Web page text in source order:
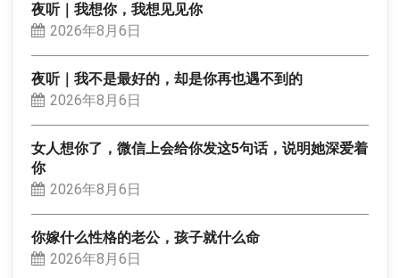
夜听｜我想你，我想见见你
2026年8月6日
夜听｜我不是最好的，却是你再也遇不到的
2026年8月6日
女人想你了，微信上会给你发这5句话，说明她深爱着
你
2026年8月6日
你嫁什么性格的老公，孩子就什么命
2026年8月6日